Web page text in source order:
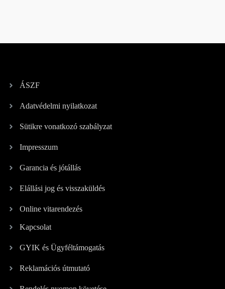
ÁSZF
Adatvédelmi nyilatkozat
Sütikre vonatkozó szabályzat
Impresszum
Garancia és jótállás
Elállási jog és visszaküldés
Online vitarendezés
Kapcsolat
GYIK és Ügyféltámogatás
Reklamációs útmutató